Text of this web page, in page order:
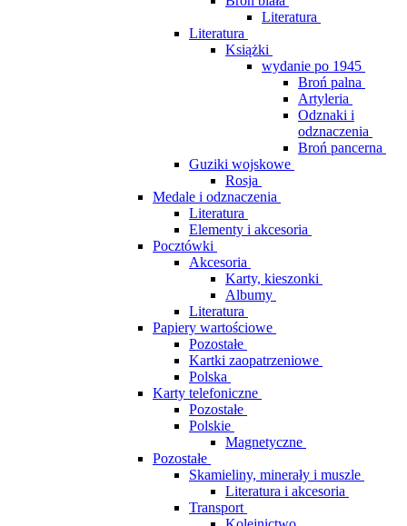
Literatura
Literatura
Książki
wydanie po 1945
Broń palna
Artyleria
Odznaki i
odznaczenia
Broń pancerna
Guziki wojskowe
Rosja
Medale i odznaczenia
Literatura
Elementy i akcesoria
Pocztówki
Akcesoria
Karty, kieszonki
Albumy
Literatura
Papiery wartościowe
Pozostałe
Kartki zaopatrzeniowe
Polska
Karty telefoniczne
Pozostałe
Polskie
Magnetyczne
Pozostałe
Skamieliny, minerały i muszle
Literatura i akcesoria
Transport